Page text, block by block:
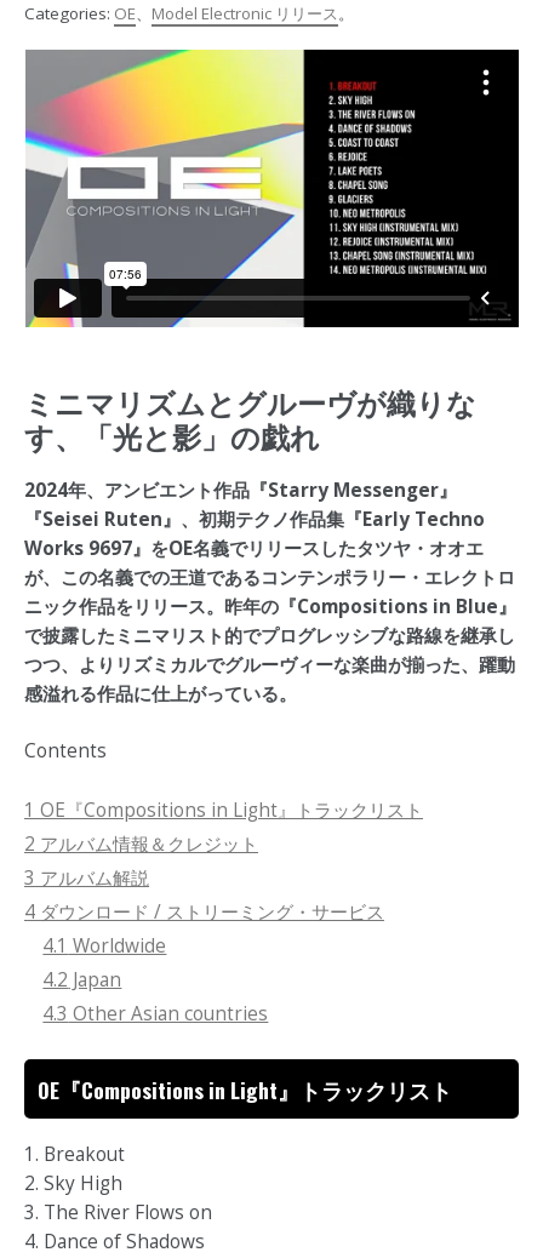
Categories: OE、 Model Electronic リリース。
ミニマリズムとグルーヴが織りな
す、「光と影」の戯れ
2024年、アンビエント作品『Starry Messenger』
『Seisei Ruten』、初期テクノ作品集『Early Techno
Works 9697』をOE名義でリリースしたタツヤ・オオエ
が、この名義での王道であるコンテンポラリー・エレクトロ
ニック作品をリリース。昨年の『Compositions in Blue』
で披露したミニマリスト的でプログレッシブな路線を継承し
つつ、よりリズミカルでグルーヴィーな楽曲が揃った、躍動
感溢れる作品に仕上がっている。
Contents
1 OE『Compositions in Light』トラックリスト
2 アルバム情報＆クレジット
3 アルバム解説
4 ダウンロード / ストリーミング・サービス
4.1 Worldwide
4.2 Japan
4.3 Other Asian countries
OE『Compositions in Light』トラックリスト
1. Breakout
2. Sky High
3. The River Flows on
4. Dance of Shadows